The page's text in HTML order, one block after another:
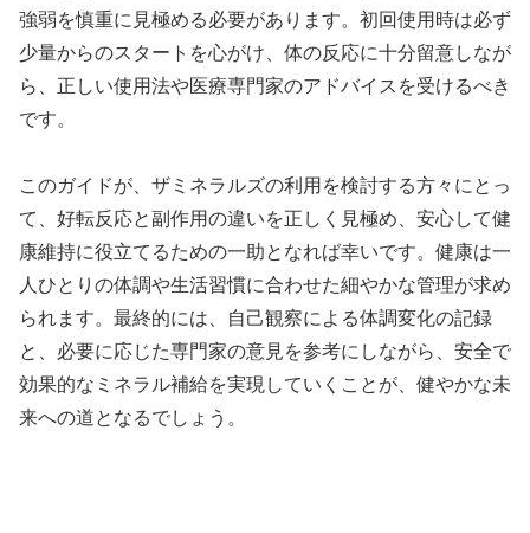
強弱を慎重に見極める必要があります。初回使用時は必ず
少量からのスタートを心がけ、体の反応に十分留意しなが
ら、正しい使用法や医療専門家のアドバイスを受けるべき
です。
このガイドが、ザミネラルズの利用を検討する方々にとっ
て、好転反応と副作用の違いを正しく見極め、安心して健
康維持に役立てるための一助となれば幸いです。健康は一
人ひとりの体調や生活習慣に合わせた細やかな管理が求め
られます。最終的には、自己観察による体調変化の記録
と、必要に応じた専門家の意見を参考にしながら、安全で
効果的なミネラル補給を実現していくことが、健やかな未
来への道となるでしょう。